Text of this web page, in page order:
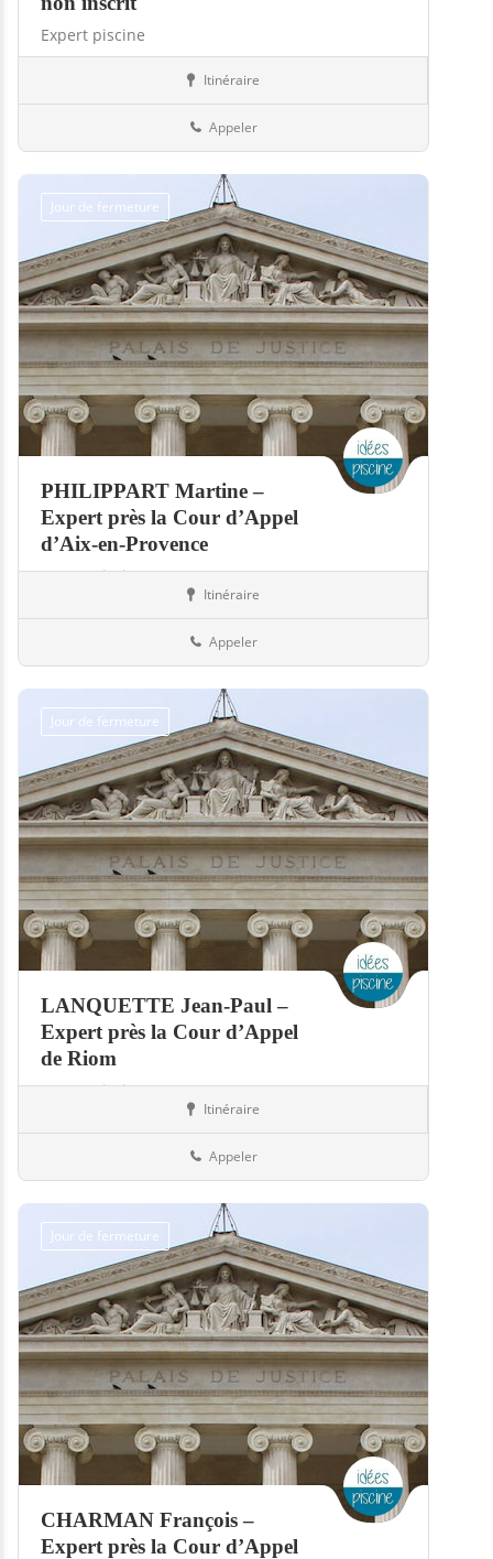
Expert piscine
Itinéraire
Appeler
Jour de fermeture
PHILIPPART Martine –
Expert près la Cour d’Appel
d’Aix-en-Provence
Expert piscine
Itinéraire
Appeler
Jour de fermeture
LANQUETTE Jean-Paul –
Expert près la Cour d’Appel
de Riom
Expert piscine
Itinéraire
Appeler
Jour de fermeture
CHARMAN François –
Expert près la Cour d’Appel